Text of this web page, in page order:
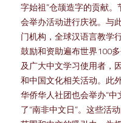
字始祖”仓颉造字的贡献
会举办活动进行庆祝。与
门机构，全球汉语言教学
鼓励和资助遍布世界100
及广大中文学习使用者，
和中国文化相关活动。此
华侨华人社团也会举办“中
了“南非中文日”。这些活